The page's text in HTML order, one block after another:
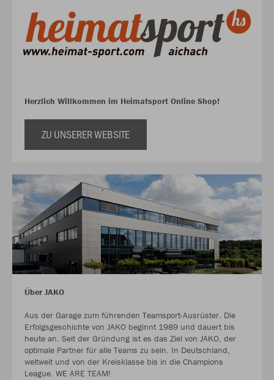
Herzlich Willkommen im Heimatsport Online Shop!
ZU UNSERER WEBSITE
Über JAKO
Aus der Garage zum führenden Teamsport-Ausrüster. Die
Erfolgsgeschichte von JAKO beginnt 1989 und dauert bis
heute an. Seit der Gründung ist es das Ziel von JAKO, der
optimale Partner für alle Teams zu sein. In Deutschland,
weltweit und von der Kreisklasse bis in die Champions
League. WE ARE TEAM!